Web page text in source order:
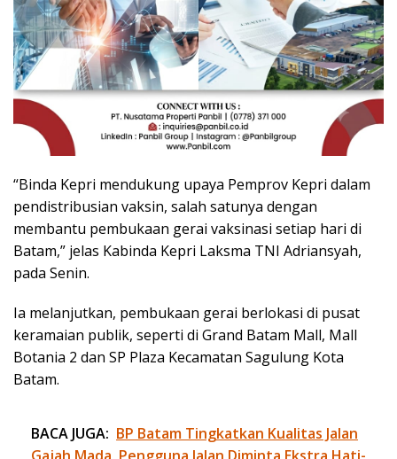
“Binda Kepri mendukung upaya Pemprov Kepri dalam
pendistribusian vaksin, salah satunya dengan
membantu pembukaan gerai vaksinasi setiap hari di
Batam,” jelas Kabinda Kepri Laksma TNI Adriansyah,
pada Senin.
Ia melanjutkan, pembukaan gerai berlokasi di pusat
keramaian publik, seperti di Grand Batam Mall, Mall
Botania 2 dan SP Plaza Kecamatan Sagulung Kota
Batam.
BACA JUGA: BP Batam Tingkatkan Kualitas Jalan